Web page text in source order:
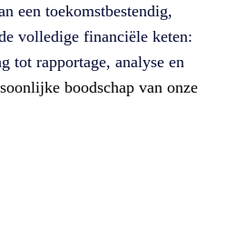
een toekomstbestendig,
volledige financiële keten:
tot rapportage, analyse en
boodschap van onze